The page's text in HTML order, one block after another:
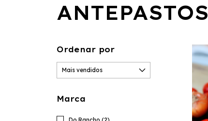
ANTEPASTOS
Ordenar por
Marca